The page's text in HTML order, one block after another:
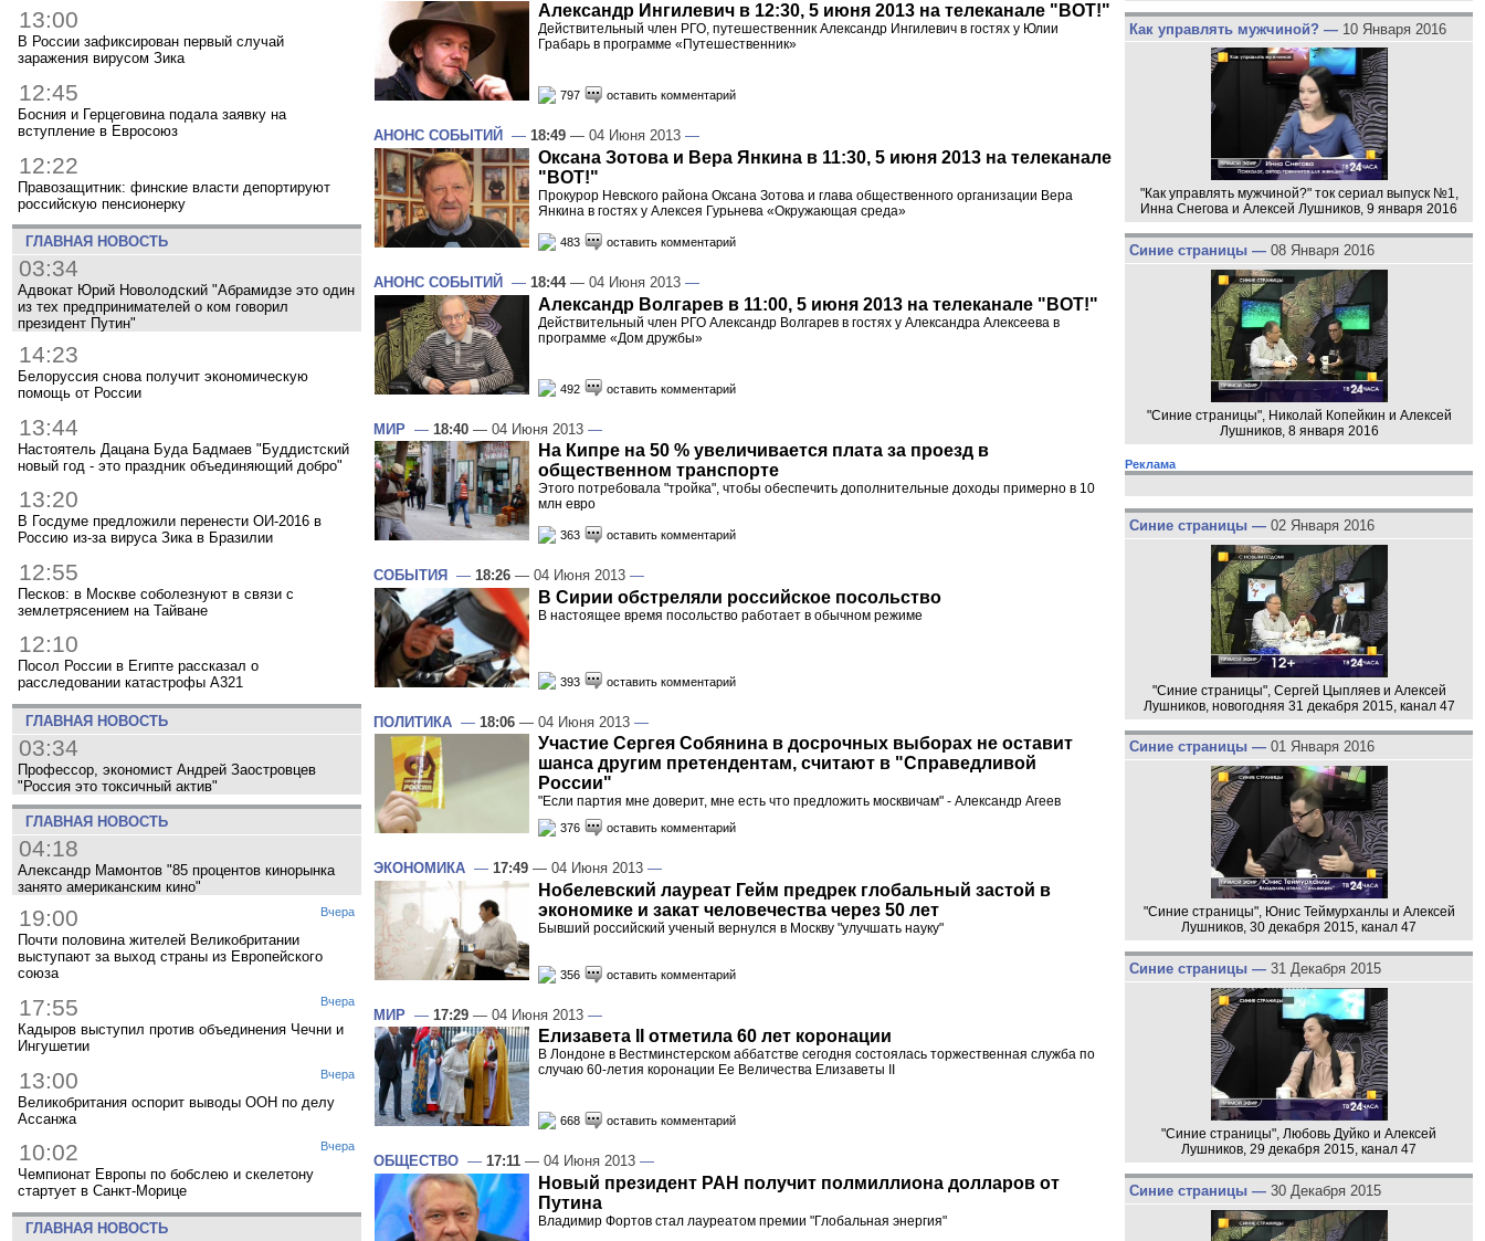
13:00
В России зафиксирован первый случай
заражения вирусом Зика
12:45
Босния и Герцеговина подала заявку на
вступление в Евросоюз
12:22
Правозащитник: финские власти депортируют
российскую пенсионерку
ГЛАВНАЯ НОВОСТЬ
03:34
Адвокат Юрий Новолодский "Абрамидзе это один
из тех предпринимателей о ком говорил
президент Путин"
14:23
Белоруссия снова получит экономическую
помощь от России
13:44
Настоятель Дацана Буда Бадмаев "Буддистский
новый год - это праздник объединяющий добро"
13:20
В Госдуме предложили перенести ОИ-2016 в
Россию из-за вируса Зика в Бразилии
12:55
Песков: в Москве соболезнуют в связи с
землетрясением на Тайване
12:10
Посол России в Египте рассказал о
расследовании катастрофы A321
ГЛАВНАЯ НОВОСТЬ
03:34
Профессор, экономист Андрей Заостровцев
"Россия это токсичный актив"
ГЛАВНАЯ НОВОСТЬ
04:18
Александр Мамонтов "85 процентов кинорынка
занято американским кино"
Вчера
19:00
Почти половина жителей Великобритании
выступают за выход страны из Европейского
союза
Вчера
17:55
Кадыров выступил против объединения Чечни и
Ингушетии
Вчера
13:00
Великобритания оспорит выводы ООН по делу
Ассанжа
Вчера
10:02
Чемпионат Европы по бобслею и скелетону
стартует в Санкт-Морице
ГЛАВНАЯ НОВОСТЬ
Александр Ингилевич в 12:30, 5 июня 2013 на телеканале "ВОТ!"
Действительный член РГО, путешественник Александр Ингилевич в гостях у Юлии
Грабарь в программе «Путешественник»
797 оставить комментарий
АНОНС СОБЫТИЙ — 18:49 — 04 Июня 2013 —
Оксана Зотова и Вера Янкина в 11:30, 5 июня 2013 на телеканале
"ВОТ!"
Прокурор Невского района Оксана Зотова и глава общественного организации Вера
Янкина в гостях у Алексея Гурьнева «Окружающая среда»
483 оставить комментарий
АНОНС СОБЫТИЙ — 18:44— 04 Июня 2013 —
Александр Волгарев в 11:00, 5 июня 2013 на телеканале "ВОТ!"
Действительный член РГО Александр Волгарев в гостях у Александра Алексеева в
программе «Дом дружбы»
492 оставить комментарий
МИР — 18:40 — 04 Июня 2013 —
На Кипре на 50 % увеличивается плата за проезд в
общественном транспорте
Этого потребовала "тройка", чтобы обеспечить дополнительные доходы примерно в 10
млн евро
363 оставить комментарий
СОБЫТИЯ — 18:26 — 04 Июня 2013 —
В Сирии обстреляли российское посольство
В настоящее время посольство работает в обычном режиме
393 оставить комментарий
ПОЛИТИКА — 18:06 — 04 Июня 2013 —
Участие Сергея Собянина в досрочных выборах не оставит
шанса другим претендентам, считают в "Справедливой
России"
"Если партия мне доверит, мне есть что предложить москвичам" - Александр Агеев
376 оставить комментарий
ЭКОНОМИКА — 17:49 — 04 Июня 2013 —
Нобелевский лауреат Гейм предрек глобальный застой в
экономике и закат человечества через 50 лет
Бывший российский ученый вернулся в Москву "улучшать науку"
356 оставить комментарий
МИР — 17:29 — 04 Июня 2013 —
Елизавета II отметила 60 лет коронации
В Лондоне в Вестминстерском аббатстве сегодня состоялась торжественная служба по
случаю 60-летия коронации Ее Величества Елизаветы II
668 оставить комментарий
ОБЩЕСТВО — 17:11 — 04 Июня 2013 —
Новый президент РАН получит полмиллиона долларов от
Путина
Владимир Фортов стал лауреатом премии "Глобальная энергия"
Как управлять мужчиной? — 10 Января 2016
"Как управлять мужчиной?" ток сериал выпуск №1,
Инна Снегова и Алексей Лушников, 9 января 2016
Синие страницы — 08 Января 2016
"Синие страницы", Николай Копейкин и Алексей
Лушников, 8 января 2016
Реклама
Синие страницы — 02 Января 2016
"Синие страницы", Сергей Цыпляев и Алексей
Лушников, новогодняя 31 декабря 2015, канал 47
Синие страницы — 01 Января 2016
"Синие страницы", Юнис Теймурханлы и Алексей
Лушников, 30 декабря 2015, канал 47
Синие страницы — 31 Декабря 2015
"Синие страницы", Любовь Дуйко и Алексей
Лушников, 29 декабря 2015, канал 47
Синие страницы — 30 Декабря 2015